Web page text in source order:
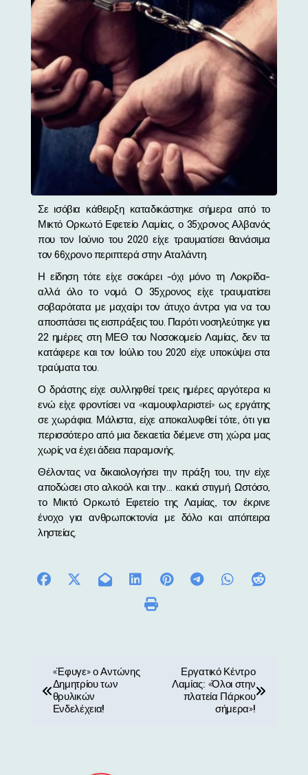
Σε ισόβια κάθειρξη καταδικάστηκε σήμερα από το
Μικτό Ορκωτό Εφετείο Λαμίας, ο 35χρονος Αλβανός
που τον Ιούνιο του 2020 είχε τραυματίσει θανάσιμα
τον 66χρονο περιπτερά στην Αταλάντη.
Η είδηση τότε είχε σοκάρει -όχι μόνο τη Λοκρίδα-
αλλά όλο το νομό. Ο 35χρονος είχε τραυματίσει
σοβαρότατα με μαχαίρι τον άτυχο άντρα για να του
αποσπάσει τις εισπράξεις του. Παρότι νοσηλεύτηκε για
22 ημέρες στη ΜΕΘ του Νοσοκομείο Λαμίας, δεν τα
κατάφερε και τον Ιούλιο του 2020 είχε υποκύψει στα
τραύματα του.
Ο δράστης είχε συλληφθεί τρεις ημέρες αργότερα κι
ενώ είχε φροντίσει να «καμουφλαριστεί» ως εργάτης
σε χωράφια. Μάλιστα, είχε αποκαλυφθεί τότε, ότι για
περισσότερο από μια δεκαετία διέμενε στη χώρα μας
χωρίς να έχει άδεια παραμονής.
Θέλοντας να δικαιολογήσει την πράξη του, την είχε
αποδώσει στο αλκοόλ και την… κακιά στιγμή. Ωστόσο,
το Μικτό Ορκωτό Εφετείο της Λαμίας, τον έκρινε
ένοχο για ανθρωποκτονία με δόλο και απόπειρα
ληστείας.
«Έφυγε» ο Αντώνης
Δημητρίου των
θρυλικών
Ενδελέχεια!
Εργατικό Κέντρο
Λαμίας: «Όλοι στην
πλατεία Πάρκου
σήμερα»!